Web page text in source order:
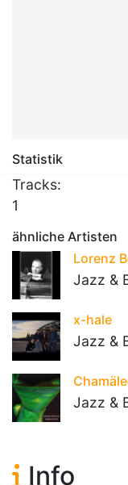
Statistik
Tracks:
1
ähnliche Artisten
Lorenz
Jazz &
x-hale
Jazz &
Jazz &
Info